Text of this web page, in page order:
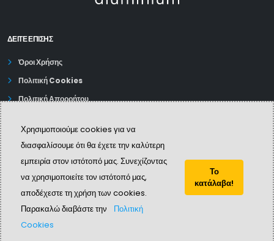
Χρησιμοποιούμε cookies για να
διασφαλίσουμε ότι θα έχετε την καλύτερη
εμπειρία στον ιστότοπό μας. Συνεχίζοντας
να χρησιμοποιείτε τον ιστότοπό μας,
αποδέχεστε τη χρήση των cookies.
Παρακαλώ διαβάστε την
Πολιτική
Cookies
Το
κατάλαβα!
ΔΕΊΤΕ ΕΠΙΣΗΣ
Όροι Χρήσης
Πολιτική Cookies
Πολιτική Απορρήτου
© Copyright 2024. All Rights Reserved.